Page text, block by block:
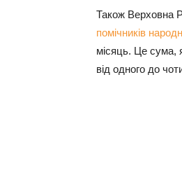
Також Верховна
помічників
місяць. Це сума,
від одного до